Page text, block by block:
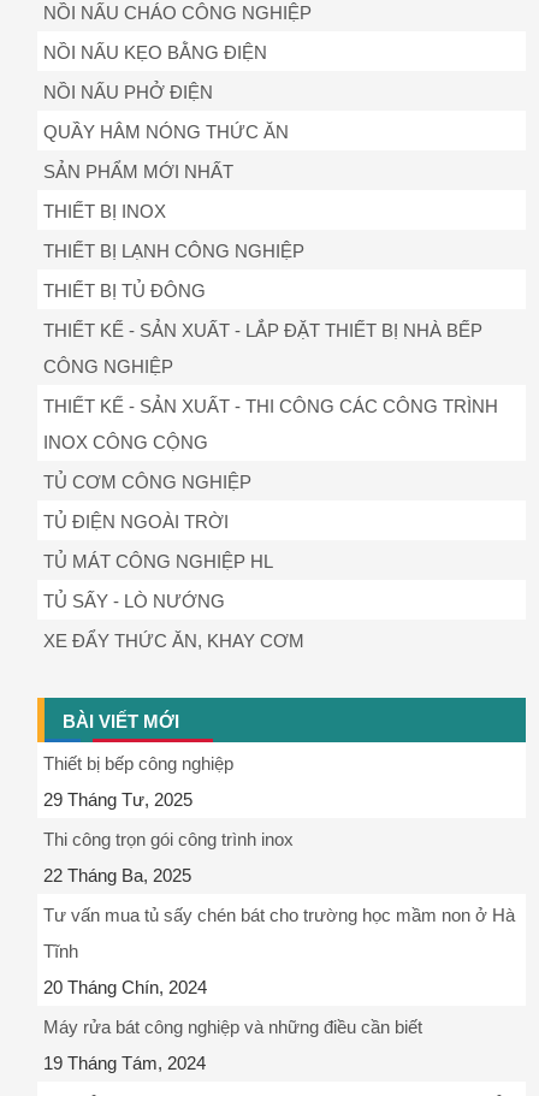
NỒI NẤU CHÁO CÔNG NGHIỆP
NỒI NẤU KẸO BẰNG ĐIỆN
NỒI NẤU PHỞ ĐIỆN
QUẦY HÂM NÓNG THỨC ĂN
SẢN PHẨM MỚI NHẤT
THIẾT BỊ INOX
THIẾT BỊ LẠNH CÔNG NGHIỆP
THIẾT BỊ TỦ ĐÔNG
THIẾT KẾ - SẢN XUẤT - LẮP ĐẶT THIẾT BỊ NHÀ BẾP
CÔNG NGHIỆP
THIẾT KẾ - SẢN XUẤT - THI CÔNG CÁC CÔNG TRÌNH
INOX CÔNG CỘNG
TỦ CƠM CÔNG NGHIỆP
TỦ ĐIỆN NGOÀI TRỜI
TỦ MÁT CÔNG NGHIỆP HL
TỦ SẤY - LÒ NƯỚNG
XE ĐẨY THỨC ĂN, KHAY CƠM
BÀI VIẾT MỚI
Thiết bị bếp công nghiệp
29 Tháng Tư, 2025
Thi công trọn gói công trình inox
22 Tháng Ba, 2025
Tư vấn mua tủ sấy chén bát cho trường học mầm non ở Hà
Tĩnh
20 Tháng Chín, 2024
Máy rửa bát công nghiệp và những điều cần biết
19 Tháng Tám, 2024